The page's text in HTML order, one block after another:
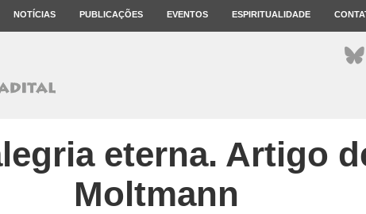
NOTÍCIAS PUBLICAÇÕES EVENTOS ESPIRITUALIDADE
eterna. Artigo
Moltmann